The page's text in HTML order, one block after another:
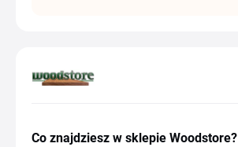
Co znajdziesz w sklepie Woodstore?